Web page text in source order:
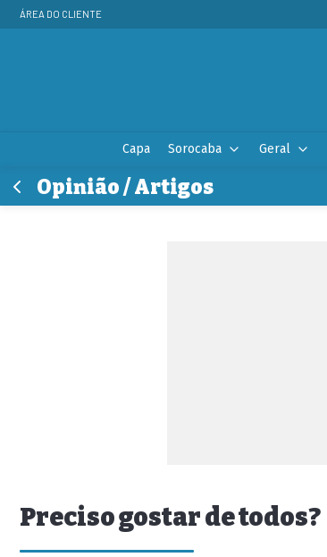
ÁREA DO CLIENTE
Capa Sorocaba Geral
Opinião / Artigos
Preciso gostar de todos?